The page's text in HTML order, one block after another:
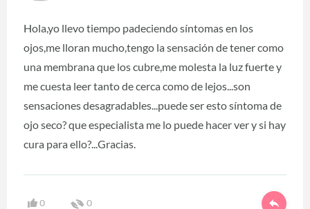
Hola,yo llevo tiempo padeciendo síntomas en los
ojos,me lloran mucho,tengo la sensación de tener como
una membrana que los cubre,me molesta la luz fuerte y
me cuesta leer tanto de cerca como de lejos...son
sensaciones desagradables...puede ser esto síntoma de
ojo seco? que especialista me lo puede hacer ver y si hay
cura para ello?...Gracias.
0 0